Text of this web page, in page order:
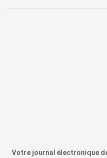
Votre journal électronique